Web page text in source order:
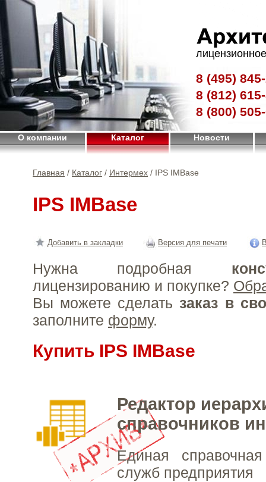
8 (495)
8 (812)
8 (800)
О компании Каталог Новости
Главная / Каталог / Интермех / IPS IMBase
IPS IMBase
Добавить в закладки Версия для печати
Нужна подробная
лицензированию и покупке?
Вы можете сделать заказ в
заполните форму.
Купить IPS IMBase
Редактор
справочников
Единая
служб предприятия